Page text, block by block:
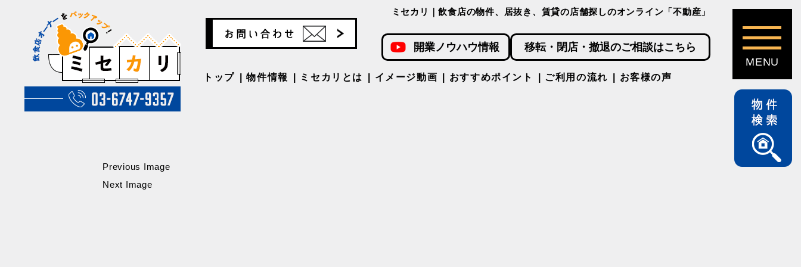
ミセカリ｜飲食店の物件、居抜き、賃貸の店舗探しのオンライン「不動産」
開業ノウハウ情報 移転・閉店・撤退のご相談はこちら
トップ 物件情報 ミセカリとは イメージ動画 おすすめポイント ご利用の流れ お客様の声
Previous Image
Next Image